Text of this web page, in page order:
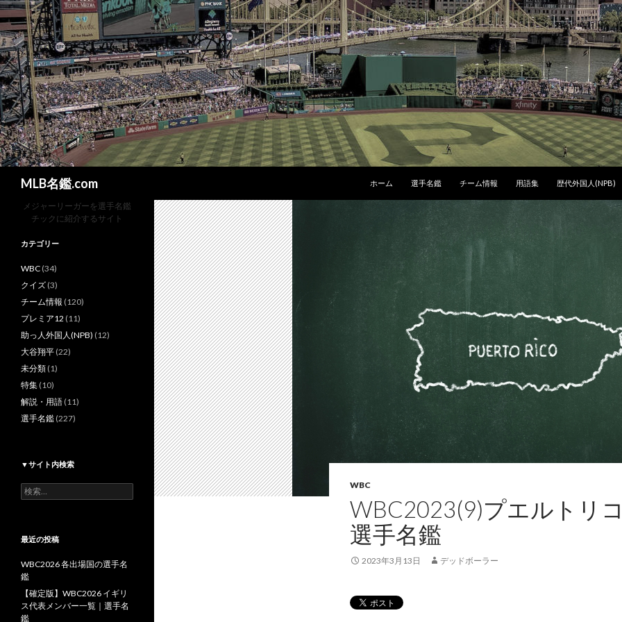
MLB名鑑.com
ホーム
選手名鑑 チーム情報 用語集 歴代外国人(NPB)
WBC
WBC2023(9)プエルトリ
選手名鑑
2023年3月13日 デッドボーラー
メジャーリーガーを選手名鑑
チックに紹介するサイト
カテゴリー
WBC (34)
クイズ (3)
チーム情報 (120)
プレミア12 (11)
助っ人外国人(NPB) (12)
大谷翔平 (22)
未分類 (1)
特集 (10)
解説・用語 (11)
選手名鑑 (227)
▼サイト内検索
検
索:
最近の投稿
WBC2026 各出場国の選手名
鑑
【確定版】WBC2026 イギリ
ス代表メンバー一覧｜選手名
鑑